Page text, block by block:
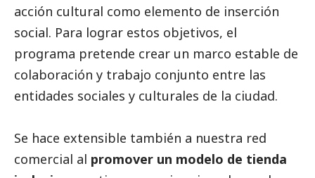
acción cultural como elemento de inserción
social. Para lograr estos objetivos, el
programa pretende crear un marco estable de
colaboración y trabajo conjunto entre las
entidades sociales y culturales de la ciudad.
Se hace extensible también a nuestra red
comercial al promover un modelo de tienda